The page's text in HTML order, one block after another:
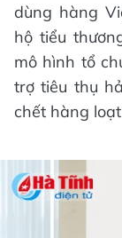
dùng hàng
hộ tiểu
mô hình tổ
trợ tiêu thụ
chết hàng